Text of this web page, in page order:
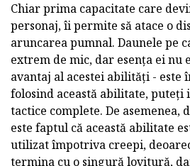
Chiar prima capacitate care
personaj, îi permite să atace o
aruncarea pumnal. Daunele pe
extrem de mic, dar esența ei nu
avantaj al acestei abilități - este
folosind această abilitate, puteți
tactice complete. De asemenea,
este faptul că această abilitate
utilizat împotriva creepi,
termina cu o singură lovitură,